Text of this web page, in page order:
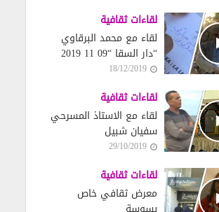
لقاءات ثقافية
لقاء مع محمد البرقاوي
“دار السقا “09 11 2019
18/12/2019
لقاءات ثقافية
لقاء مع الاستاذ المسرحي
سفيان شبيل
29/10/2019
لقاءات ثقافية
معرض ثقافي خاص